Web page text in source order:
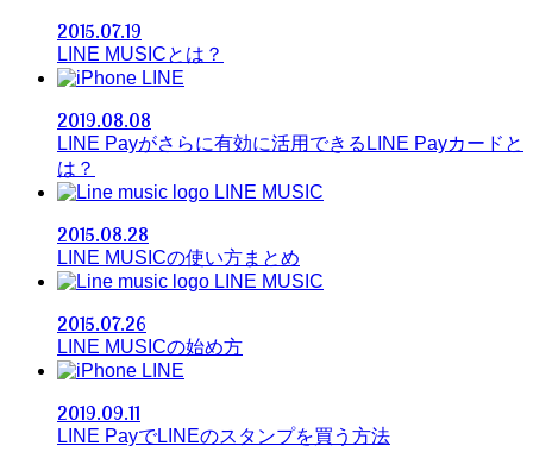
2015.07.19
LINE MUSICとは？
LINE
2019.08.08
LINE Payがさらに有効に活用できるLINE Payカードと
は？
LINE MUSIC
2015.08.28
LINE MUSICの使い方まとめ
LINE MUSIC
2015.07.26
LINE MUSICの始め方
LINE
2019.09.11
LINE PayでLINEのスタンプを買う方法